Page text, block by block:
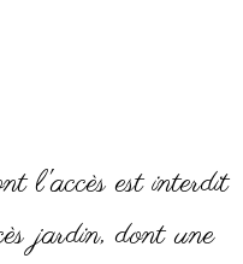
l'accès est interdit
jardin, dont une